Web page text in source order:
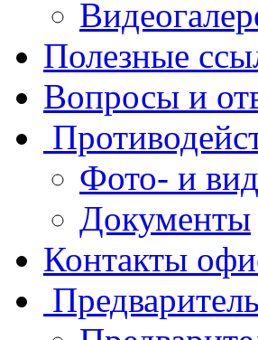
Полезные
Вопросы и
Фото- и
Документы
Контакты